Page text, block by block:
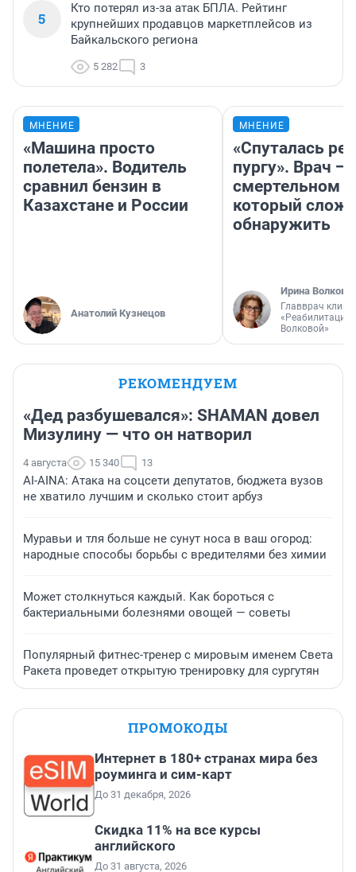
5
Кто потерял из-за атак БПЛА. Рейтинг
крупнейших продавцов маркетплейсов из
Байкальского региона
5 282 3
МНЕНИЕ
«Машина просто
полетела». Водитель
сравнил бензин в
Казахстане и России
Анатолий Кузнецов
МНЕНИЕ
«Спуталась
пургу». Врач —
смертельном
который
обнаружить
Ирина Волкова
Главврач
«Реабилитация
Волковой»
РЕКОМЕНДУЕМ
«Дед разбушевался»: SHAMAN довел
Мизулину — что он натворил
4 августа 15 340 13
AI-AINA: Атака на соцсети депутатов, бюджета вузов
не хватило лучшим и сколько стоит арбуз
Муравьи и тля больше не сунут носа в ваш огород:
народные способы борьбы с вредителями без химии
Может столкнуться каждый. Как бороться с
бактериальными болезнями овощей — советы
Популярный фитнес-тренер с мировым именем Света
Ракета проведет открытую тренировку для сургутян
ПРОМОКОДЫ
Интернет в 180+ странах мира без
роуминга и сим-карт
До 31 декабря, 2026
Скидка 11% на все курсы
английского
До 31 августа, 2026